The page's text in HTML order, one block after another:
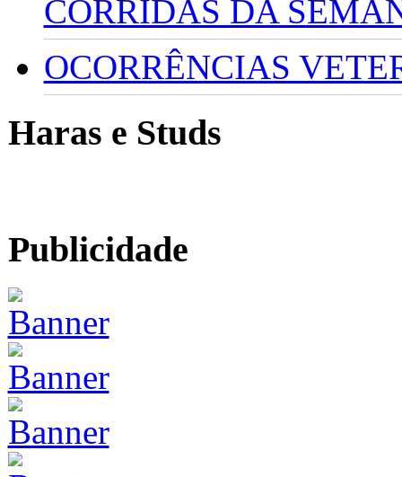
CORRIDAS DA
OCORRÊNCIAS
Haras e Studs
Publicidade